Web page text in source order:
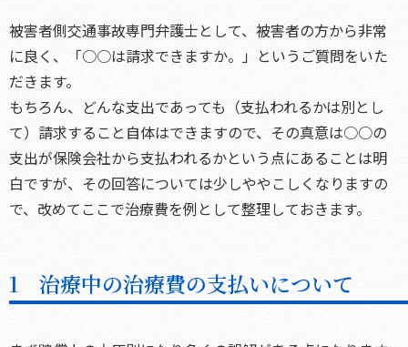
被害者側交通事故専門弁護士として、被害者の方から非常
に良く、「○○は請求できますか。」というご質問をいた
だきます。
もちろん、どんな支出であっても（支払われるかは別とし
て）請求すること自体はできますので、その真意は○○の
支出が保険会社から支払われるかという点にあることは明
白ですが、その回答については少しややこしくなりますの
で、改めてここで治療費を例として整理しておきます。
1 治療中の治療費の支払いについて